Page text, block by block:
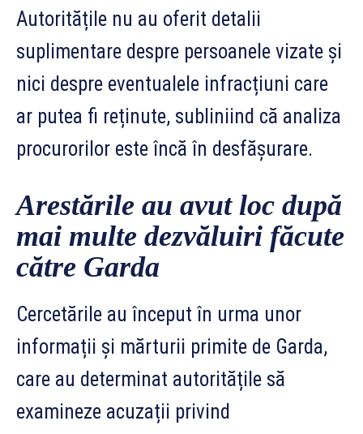
Autoritățile nu au oferit detalii
suplimentare despre persoanele vizate și
nici despre eventualele infracțiuni care
ar putea fi reținute, subliniind că analiza
procurorilor este încă în desfășurare.
Arestările au avut loc după
mai multe dezvăluiri făcute
către Garda
Cercetările au început în urma unor
informații și mărturii primite de Garda,
care au determinat autoritățile să
examineze acuzații privind